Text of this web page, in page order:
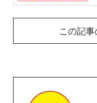
この記事